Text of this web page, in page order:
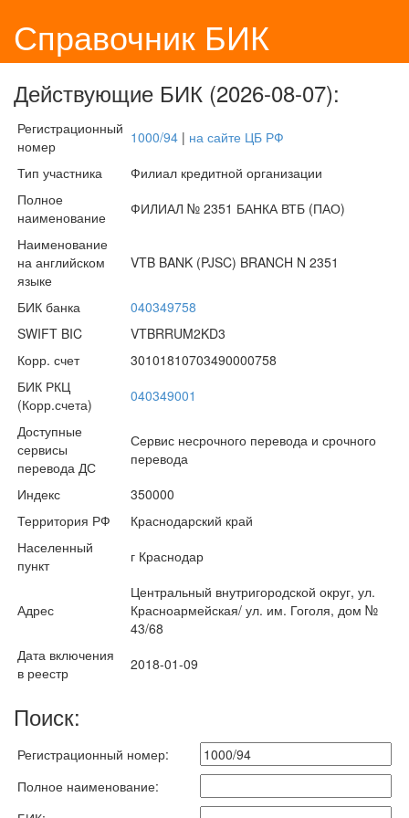
Справочник БИК
Действующие БИК (2026-08-07):
Регистрационный
номер
1000/94 | на сайте ЦБ РФ
Тип участника
Филиал кредитной организации
Полное
наименование
ФИЛИАЛ № 2351 БАНКА ВТБ (ПАО)
Наименование
на английском
языке
VTB BANK (PJSC) BRANCH N 2351
БИК банка
040349758
SWIFT BIC
VTBRRUM2KD3
Корр. счет
30101810703490000758
БИК РКЦ
(Корр.счета)
040349001
Доступные
сервисы
перевода ДС
Сервис несрочного перевода и срочного
перевода
Индекс
350000
Территория РФ
Краснодарский край
Населенный
пункт
г Краснодар
Адрес
Центральный внутригородской округ, ул.
Красноармейская/ ул. им. Гоголя, дом №
43/68
Дата включения
в реестр
2018-01-09
Поиск:
Регистрационный номер:
Полное наименование: